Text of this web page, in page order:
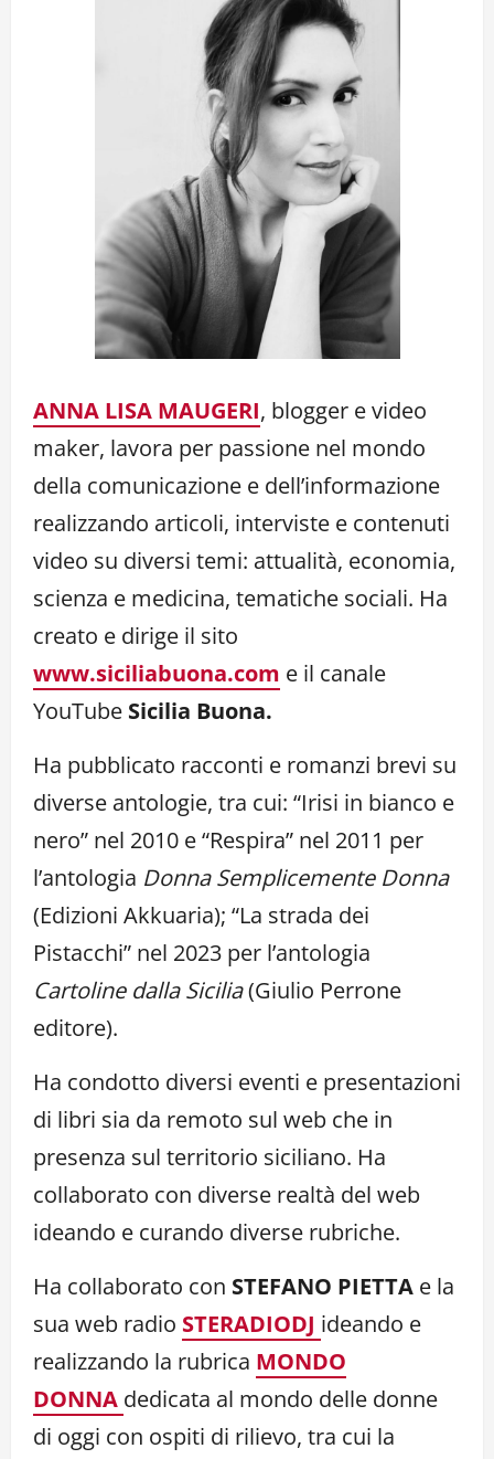
ANNA LISA MAUGERI, blogger e video
maker, lavora per passione nel mondo
della comunicazione e dell’informazione
realizzando articoli, interviste e contenuti
video su diversi temi: attualità, economia,
scienza e medicina, tematiche sociali. Ha
creato e dirige il sito
www.siciliabuona.com e il canale
YouTube Sicilia Buona.
Ha pubblicato racconti e romanzi brevi su
diverse antologie, tra cui: “Irisi in bianco e
nero” nel 2010 e “Respira” nel 2011 per
l’antologia Donna Semplicemente Donna
(Edizioni Akkuaria); “La strada dei
Pistacchi” nel 2023 per l’antologia
Cartoline dalla Sicilia(Giulio Perrone
editore).
Ha condotto diversi eventi e presentazioni
di libri sia da remoto sul web che in
presenza sul territorio siciliano. Ha
collaborato con diverse realtà del web
ideando e curando diverse rubriche.
Ha collaborato con STEFANO PIETTA e la
sua web radio STERADIODJ ideando e
realizzando la rubrica MONDO
DONNA dedicata al mondo delle donne
di oggi con ospiti di rilievo, tra cui la